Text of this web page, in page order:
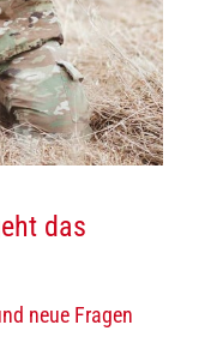
das
neue Fragen